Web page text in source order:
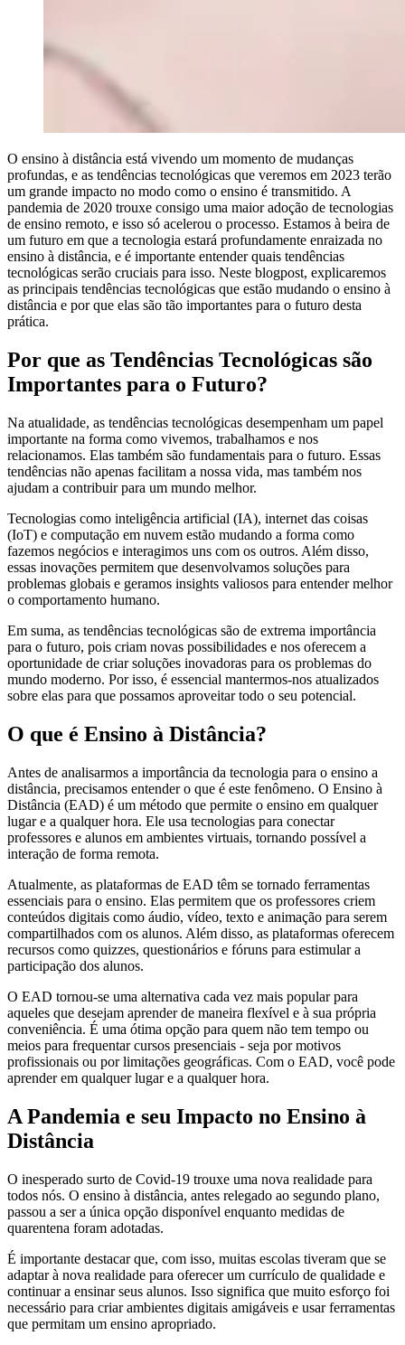
O ensino à distância está vivendo um momento de mudanças
profundas, e as tendências tecnológicas que veremos em 2023 terão
um grande impacto no modo como o ensino é transmitido. A
pandemia de 2020 trouxe consigo uma maior adoção de tecnologias
de ensino remoto, e isso só acelerou o processo. Estamos à beira de
um futuro em que a tecnologia estará profundamente enraizada no
ensino à distância, e é importante entender quais tendências
tecnológicas serão cruciais para isso. Neste blogpost, explicaremos
as principais tendências tecnológicas que estão mudando o ensino à
distância e por que elas são tão importantes para o futuro desta
prática.
Por que as Tendências Tecnológicas são
Importantes para o Futuro?
Na atualidade, as tendências tecnológicas desempenham um papel
importante na forma como vivemos, trabalhamos e nos
relacionamos. Elas também são fundamentais para o futuro. Essas
tendências não apenas facilitam a nossa vida, mas também nos
ajudam a contribuir para um mundo melhor.
Tecnologias como inteligência artificial (IA), internet das coisas
(IoT) e computação em nuvem estão mudando a forma como
fazemos negócios e interagimos uns com os outros. Além disso,
essas inovações permitem que desenvolvamos soluções para
problemas globais e geramos insights valiosos para entender melhor
o comportamento humano.
Em suma, as tendências tecnológicas são de extrema importância
para o futuro, pois criam novas possibilidades e nos oferecem a
oportunidade de criar soluções inovadoras para os problemas do
mundo moderno. Por isso, é essencial mantermos-nos atualizados
sobre elas para que possamos aproveitar todo o seu potencial.
O que é Ensino à Distância?
Antes de analisarmos a importância da tecnologia para o ensino a
distância, precisamos entender o que é este fenômeno. O Ensino à
Distância (EAD) é um método que permite o ensino em qualquer
lugar e a qualquer hora. Ele usa tecnologias para conectar
professores e alunos em ambientes virtuais, tornando possível a
interação de forma remota.
Atualmente, as plataformas de EAD têm se tornado ferramentas
essenciais para o ensino. Elas permitem que os professores criem
conteúdos digitais como áudio, vídeo, texto e animação para serem
compartilhados com os alunos. Além disso, as plataformas oferecem
recursos como quizzes, questionários e fóruns para estimular a
participação dos alunos.
O EAD tornou-se uma alternativa cada vez mais popular para
aqueles que desejam aprender de maneira flexível e à sua própria
conveniência. É uma ótima opção para quem não tem tempo ou
meios para frequentar cursos presenciais - seja por motivos
profissionais ou por limitações geográficas. Com o EAD, você pode
aprender em qualquer lugar e a qualquer hora.
A Pandemia e seu Impacto no Ensino à
Distância
O inesperado surto de Covid-19 trouxe uma nova realidade para
todos nós. O ensino à distância, antes relegado ao segundo plano,
passou a ser a única opção disponível enquanto medidas de
quarentena foram adotadas.
É importante destacar que, com isso, muitas escolas tiveram que se
adaptar à nova realidade para oferecer um currículo de qualidade e
continuar a ensinar seus alunos. Isso significa que muito esforço foi
necessário para criar ambientes digitais amigáveis e usar ferramentas
que permitam um ensino apropriado.